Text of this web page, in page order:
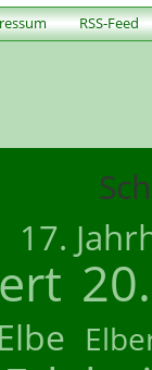
RSS-Feed
17.
Elbe